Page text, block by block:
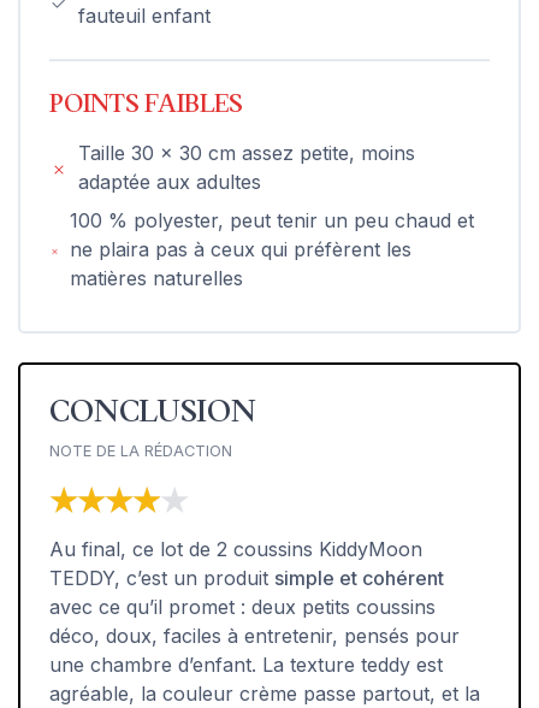
fauteuil enfant
POINTS FAIBLES
Taille 30 x 30 cm assez petite, moins
adaptée aux adultes
100 % polyester, peut tenir un peu chaud et
ne plaira pas à ceux qui préfèrent les
matières naturelles
CONCLUSION
NOTE DE LA RÉDACTION
★★★★★
★★★★★
Au final, ce lot de 2 coussins KiddyMoon
TEDDY, c’est un produit simple et cohérent
avec ce qu’il promet : deux petits coussins
déco, doux, faciles à entretenir, pensés pour
une chambre d’enfant. La texture teddy est
agréable, la couleur crème passe partout, et la